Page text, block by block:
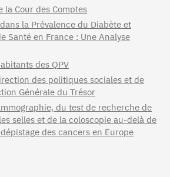
la Cour des Comptes
la Prévalence du Diabète et
Santé en France : Une Analyse
des QPV
des politiques sociales et de
Générale du Trésor
du test de recherche de
selles et de la coloscopie au-delà de
des cancers en Europe